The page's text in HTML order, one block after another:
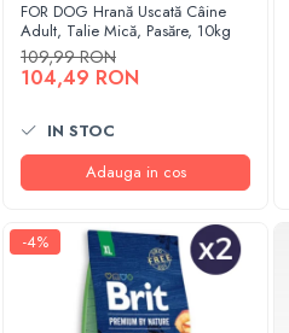
FOR DOG Hrană Uscată Câine
Adult, Talie Mică, Pasăre, 10kg
109,99 RON
104,49 RON
IN STOC
Adauga in cos
-4%